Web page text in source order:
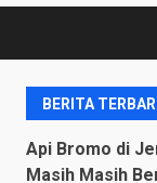
BERITA
Api Bromo di
Masih Masih